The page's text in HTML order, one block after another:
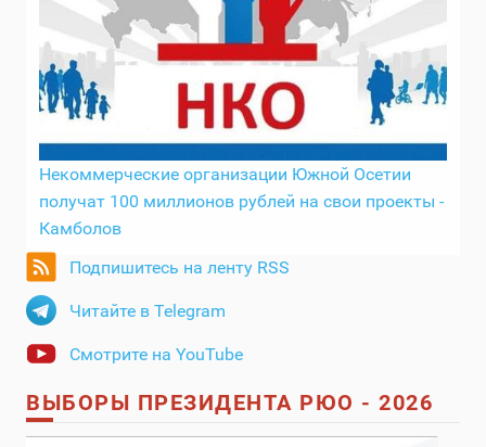
Некоммерческие организации Южной Осетии
получат 100 миллионов рублей на свои проекты -
Камболов
Подпишитесь на ленту RSS
Читайте в Telegram
Смотрите на YouTube
ВЫБОРЫ ПРЕЗИДЕНТА РЮО - 2026